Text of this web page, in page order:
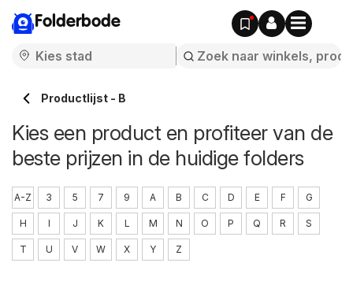
Folderbode
Productlijst - B
Kies een product en profiteer van de
beste prijzen in de huidige folders
A-Z 3 5 7 9 A B C D E F G
H I J K L M N O P Q R S
T U V W X Y Z